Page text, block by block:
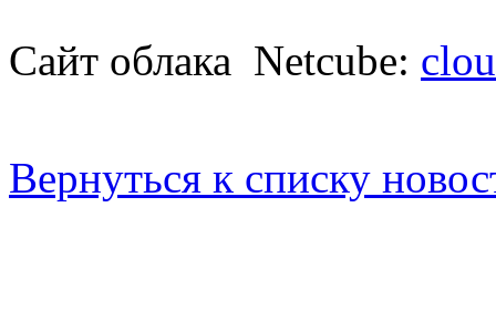
Сайт облака Netcube:
Вернуться к списку